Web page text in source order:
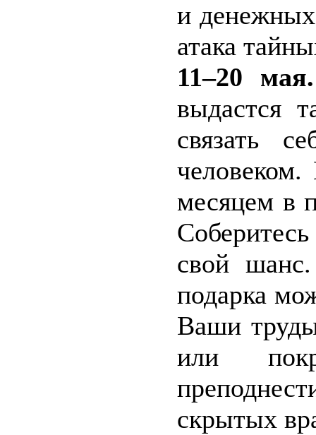
и
атака
11–20 мая.
выдастся
связать
месяцем в
свой
подарка
Ваши
или
скрытых